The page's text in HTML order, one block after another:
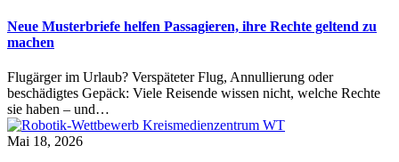
Neue Musterbriefe helfen Passagieren, ihre Rechte geltend zu
machen
Flugärger im Urlaub? Verspäteter Flug, Annullierung oder
beschädigtes Gepäck: Viele Reisende wissen nicht, welche Rechte
sie haben – und…
Mai 18, 2026